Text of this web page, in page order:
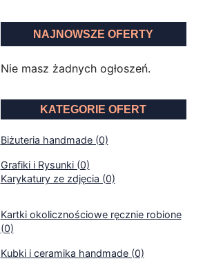
NAJNOWSZE OFERTY
Nie masz żadnych ogłoszeń.
KATEGORIE OFERT
Biżuteria handmade (0)
Grafiki i Rysunki (0)
Karykatury ze zdjęcia (0)
Kartki okolicznościowe ręcznie robione
(0)
Kubki i ceramika handmade (0)